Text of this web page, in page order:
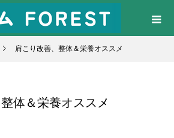
肩こり改善、整体＆栄養オススメ
体＆栄養オススメ